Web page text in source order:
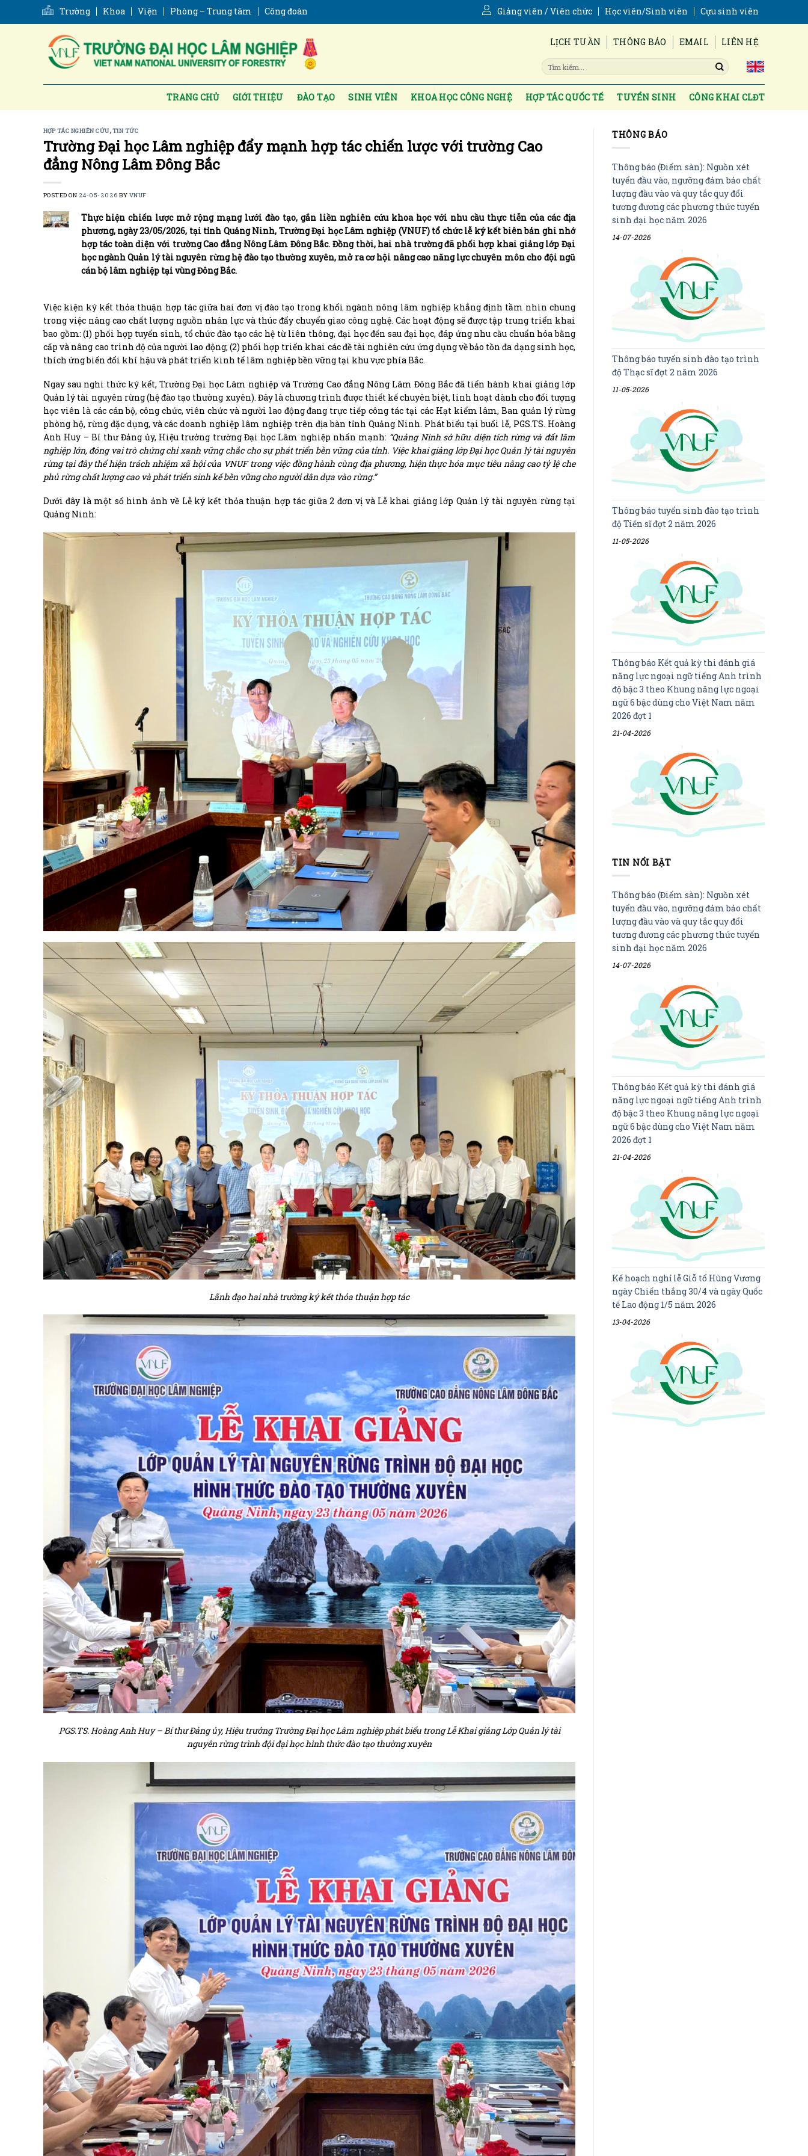
Trường Khoa Viện Phòng – Trung tâm Công đoàn Giảng viên / Viên chức Học viên/Sinh viên Cựu sinh viên
LỊCH TUẦN THÔNG BÁO EMAIL LIÊN HỆ
TRANG CHỦ GIỚI THIỆU ĐÀO TẠO SINH VIÊN KHOA HỌC CÔNG NGHỆ HỢP TÁC QUỐC TẾ TUYỂN SINH CÔNG KHAI CLĐT
HỢP TÁC NGHIÊN CỨU,TIN TỨC
Trường Đại học Lâm nghiệp đẩy mạnh hợp tác chiến lược với trường Cao
đẳng Nông Lâm Đông Bắc
POSTED ON 24-05-2026 BY VNUF
Thực hiện chiến lược mở rộng mạng lưới đào tạo, gắn liền nghiên cứu khoa học với nhu cầu thực tiễn của các địa
phương, ngày 23/05/2026, tại tỉnh Quảng Ninh, Trường Đại học Lâm nghiệp (VNUF) tổ chức lễ ký kết biên bản ghi nhớ
hợp tác toàn diện với trường Cao đẳng Nông Lâm Đông Bắc. Đồng thời, hai nhà trường đã phối hợp khai giảng lớp Đại
học ngành Quản lý tài nguyên rừng hệ đào tạo thường xuyên, mở ra cơ hội nâng cao năng lực chuyên môn cho đội ngũ
cán bộ lâm nghiệp tại vùng Đông Bắc.
Việc kiện ký kết thỏa thuận hợp tác giữa hai đơn vị đào tạo trong khối ngành nông lâm nghiệp khẳng định tầm nhìn chung
trong việc nâng cao chất lượng nguồn nhân lực và thúc đẩy chuyển giao công nghệ. Các hoạt động sẽ được tập trung triển khai
bao gồm: (1) phối hợp tuyển sinh, tổ chức đào tạo các hệ từ liên thông, đại học đến sau đại học, đáp ứng nhu cầu chuẩn hóa bằng
cấp và nâng cao trình độ của người lao động; (2) phối hợp triển khai các đề tài nghiên cứu ứng dụng về bảo tồn đa dạng sinh học,
thích ứng biến đổi khí hậu và phát triển kinh tế lâm nghiệp bền vững tại khu vực phía Bắc.
Ngay sau nghi thức ký kết, Trường Đại học Lâm nghiệp và Trường Cao đẳng Nông Lâm Đông Bắc đã tiến hành khai giảng lớp
Quản lý tài nguyên rừng (hệ đào tạo thường xuyên). Đây là chương trình được thiết kế chuyên biệt, linh hoạt dành cho đối tượng
học viên là các cán bộ, công chức, viên chức và người lao động đang trực tiếp công tác tại các Hạt kiểm lâm, Ban quản lý rừng
phòng hộ, rừng đặc dụng, và các doanh nghiệp lâm nghiệp trên địa bàn tỉnh Quảng Ninh. Phát biểu tại buổi lễ, PGS.TS. Hoàng
Anh Huy – Bí thư Đảng ủy, Hiệu trưởng trường Đại học Lâm nghiệp nhấn mạnh: “Quảng Ninh sở hữu diện tích rừng và đất lâm
nghiệp lớn, đóng vai trò chứng chỉ xanh vững chắc cho sự phát triển bền vững của tỉnh. Việc khai giảng lớp Đại học Quản lý tài nguyên
rừng tại đây thể hiện trách nhiệm xã hội của VNUF trong việc đồng hành cùng địa phương, hiện thực hóa mục tiêu nâng cao tỷ lệ che
phủ rừng chất lượng cao và phát triển sinh kế bền vững cho người dân dựa vào rừng.”
Dưới đây là một số hình ảnh về Lễ ký kết thỏa thuận hợp tác giữa 2 đơn vị và Lễ khai giảng lớp Quản lý tài nguyên rừng tại
Quảng Ninh:
Lãnh đạo hai nhà trường ký kết thỏa thuận hợp tác
PGS.TS. Hoàng Anh Huy – Bí thư Đảng ủy, Hiệu trưởng Trường Đại học Lâm nghiệp phát biểu trong Lễ Khai giảng Lớp Quản lý tài
nguyên rừng trình đội đại học hình thức đào tạo thường xuyên
THÔNG BÁO
Thông báo (Điểm sàn): Nguồn xét
tuyển đầu vào, ngưỡng đảm bảo chất
lượng đầu vào và quy tắc quy đổi
tương đương các phương thức tuyển
sinh đại học năm 2026
14-07-2026
Thông báo tuyển sinh đào tạo trình
độ Thạc sĩ đợt 2 năm 2026
11-05-2026
Thông báo tuyển sinh đào tạo trình
độ Tiến sĩ đợt 2 năm 2026
11-05-2026
Thông báo Kết quả kỳ thi đánh giá
năng lực ngoại ngữ tiếng Anh trình
độ bậc 3 theo Khung năng lực ngoại
ngữ 6 bậc dùng cho Việt Nam năm
2026 đợt 1
21-04-2026
TIN NỔI BẬT
Thông báo (Điểm sàn): Nguồn xét
tuyển đầu vào, ngưỡng đảm bảo chất
lượng đầu vào và quy tắc quy đổi
tương đương các phương thức tuyển
sinh đại học năm 2026
14-07-2026
Thông báo Kết quả kỳ thi đánh giá
năng lực ngoại ngữ tiếng Anh trình
độ bậc 3 theo Khung năng lực ngoại
ngữ 6 bậc dùng cho Việt Nam năm
2026 đợt 1
21-04-2026
Kế hoạch nghỉ lễ Giỗ tổ Hùng Vương
ngày Chiến thắng 30/4 và ngày Quốc
tế Lao động 1/5 năm 2026
13-04-2026